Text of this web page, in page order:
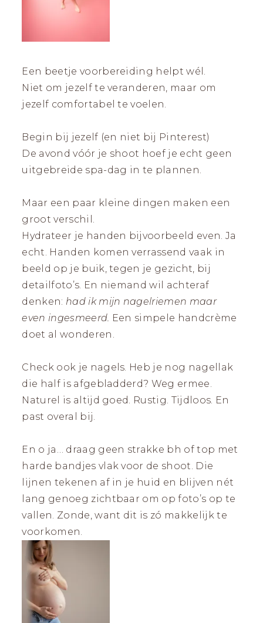
Een beetje voorbereiding helpt wél.
Niet om jezelf te veranderen, maar om
jezelf comfortabel te voelen.
Begin bij jezelf (en niet bij Pinterest)
De avond vóór je shoot hoef je echt geen
uitgebreide spa-dag in te plannen.
Maar een paar kleine dingen maken een
groot verschil.
Hydrateer je handen bijvoorbeeld even. Ja
echt. Handen komen verrassend vaak in
beeld op je buik, tegen je gezicht, bij
detailfoto’s. En niemand wil achteraf
denken: had ik mijn nagelriemen maar
even ingesmeerd. Een simpele handcrème
doet al wonderen.
Check ook je nagels. Heb je nog nagellak
die half is afgebladderd? Weg ermee.
Naturel is altijd goed. Rustig. Tijdloos. En
past overal bij.
En o ja… draag geen strakke bh of top met
harde bandjes vlak voor de shoot. Die
lijnen tekenen af in je huid en blijven nét
lang genoeg zichtbaar om op foto’s op te
vallen. Zonde, want dit is zó makkelijk te
voorkomen.